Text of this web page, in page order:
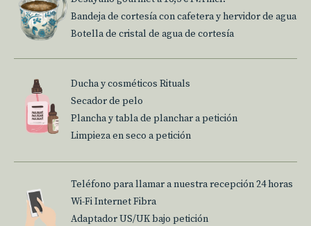
Bandeja de cortesía con cafetera y hervidor de agua
Botella de cristal de agua de cortesía
Ducha y cosméticos Rituals
Secador de pelo
Plancha y tabla de planchar a petición
Limpieza en seco a petición
Teléfono para llamar a nuestra recepción 24 horas
Wi-Fi Internet Fibra
Adaptador US/UK bajo petición